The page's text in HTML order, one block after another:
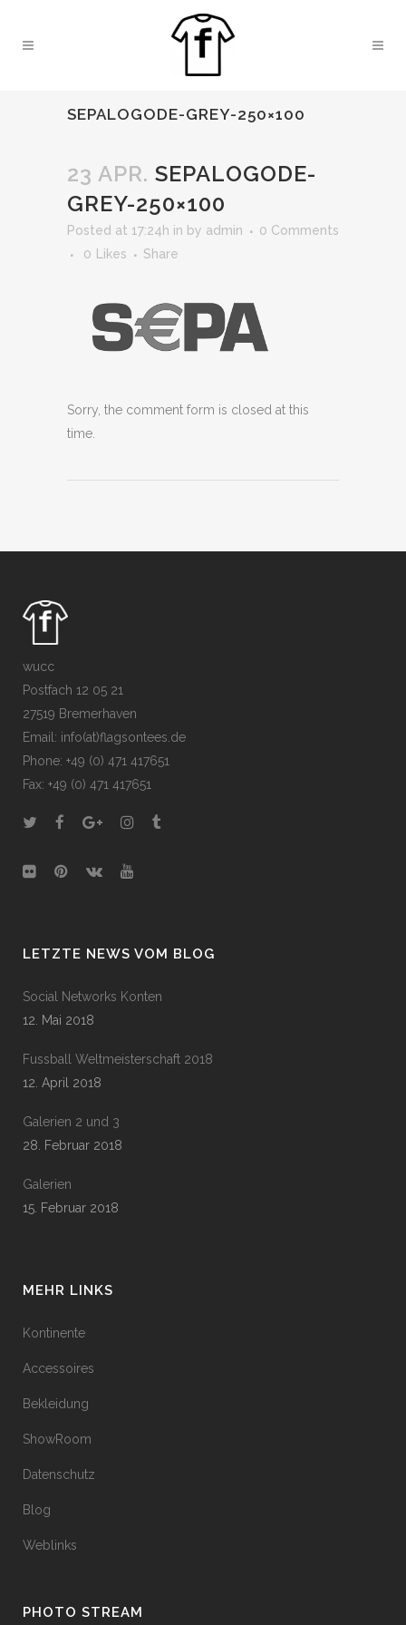
SEPALOGODE-GREY-250×100
23 APR. SEPALOGODE-
GREY-250×100
Posted at 17:24h in by admin
0 Comments
0
Likes Share
Sorry, the comment form is closed at this
time.
wucc
Postfach 12 05 21
27519 Bremerhaven
Email: info(at)flagsontees.de
Phone: +49 (0) 471 417651
Fax: +49 (0) 471 417651
LETZTE NEWS VOM BLOG
Social Networks Konten
12. Mai 2018
Fussball Weltmeisterschaft 2018
12. April 2018
Galerien 2 und 3
28. Februar 2018
Galerien
15. Februar 2018
MEHR LINKS
Kontinente
Accessoires
Bekleidung
ShowRoom
Datenschutz
Blog
Weblinks
PHOTO STREAM